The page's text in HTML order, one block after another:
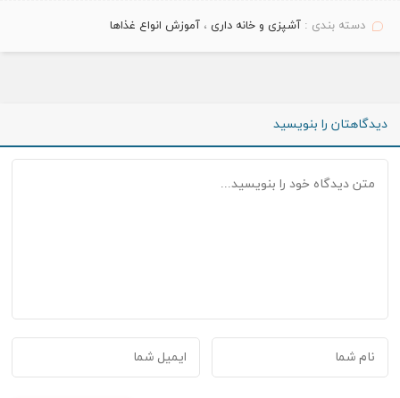
دسته بندی :آشپزی و خانه داری ،آموزش انواع غذاها
دیدگاهتان را بنویسید